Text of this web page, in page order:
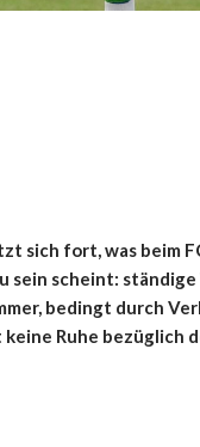
sich fort, was beim
sein scheint:
bedingt durch
Ruhe bezüglich